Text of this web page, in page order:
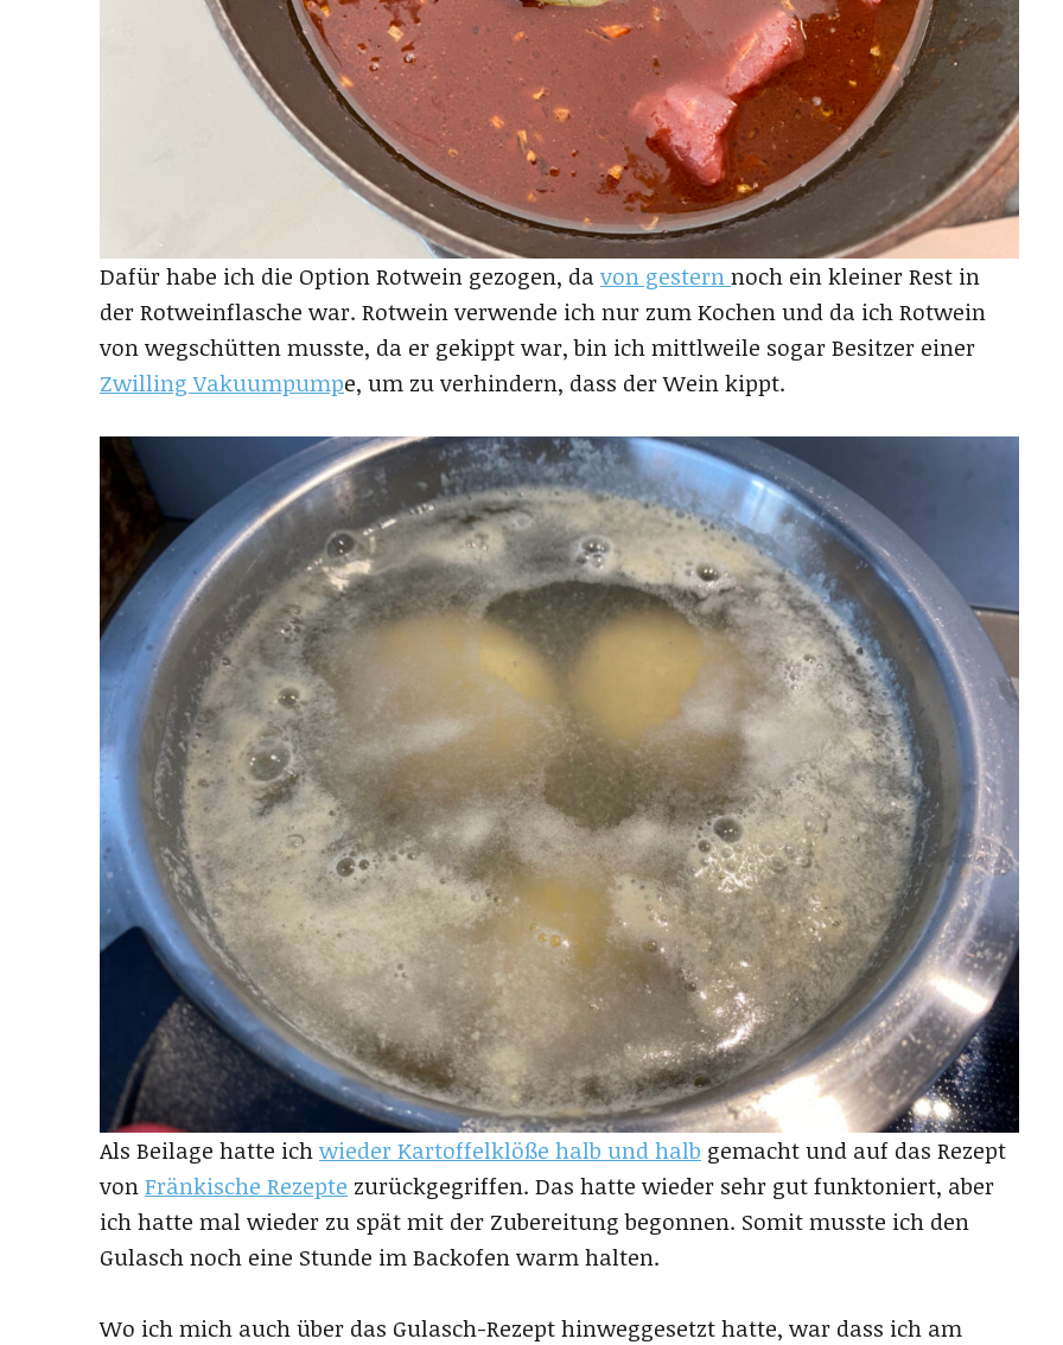
Dafür habe ich die Option Rotwein gezogen, davon gesternnoch ein kleiner Rest in
der Rotweinflasche war. Rotwein verwende ich nur zum Kochen und da ich Rotwein
von wegschütten musste, da er gekippt war, bin ich mittlweile sogar Besitzer einer
Zwilling Vakuumpumpe, um zu verhindern, dass der Wein kippt.
Als Beilage hatte ichwieder Kartoffelklöße halb und halb gemacht und auf das Rezept
vonFränkische Rezepte zurückgegriffen. Das hatte wieder sehr gut funktoniert, aber
ich hatte mal wieder zu spät mit der Zubereitung begonnen. Somit musste ich den
Gulasch noch eine Stunde im Backofen warm halten.
Wo ich mich auch über das Gulasch-Rezept hinweggesetzt hatte, war dass ich am